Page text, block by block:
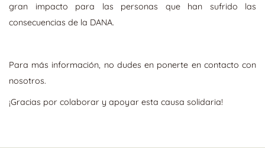
gran impacto para las personas que han sufrido las
consecuencias de la DANA.
Para más información, no dudes en ponerte en contacto con
nosotros.
¡Gracias por colaborar y apoyar esta causa solidaria!